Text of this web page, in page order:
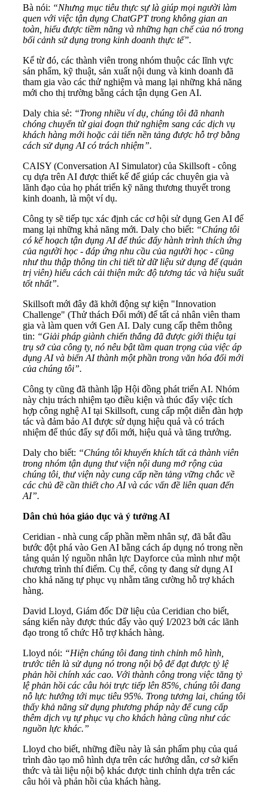
Bà nói: “Nhưng mục tiêu thực sự là giúp mọi người làm
quen với việc tận dụng ChatGPT trong không gian an
toàn, hiểu được tiềm năng và những hạn chế của nó trong
bối cảnh sử dụng trong kinh doanh thực tế”.
Kể từ đó, các thành viên trong nhóm thuộc các lĩnh vực
sản phẩm, kỹ thuật, sản xuất nội dung và kinh doanh đã
tham gia vào các thử nghiệm và mang lại những khả năng
mới cho thị trường bằng cách tận dụng Gen AI.
Daly chia sẻ: “Trong nhiều ví dụ, chúng tôi đã nhanh
chóng chuyển từ giai đoạn thử nghiệm sang các dịch vụ
khách hàng mới hoặc cải tiến nền tảng được hỗ trợ bằng
cách sử dụng AI có trách nhiệm”.
CAISY (Conversation AI Simulator) của Skillsoft - công
cụ dựa trên AI được thiết kế để giúp các chuyên gia và
lãnh đạo của họ phát triển kỹ năng thương thuyết trong
kinh doanh, là một ví dụ.
Công ty sẽ tiếp tục xác định các cơ hội sử dụng Gen AI để
mang lại những khả năng mới. Daly cho biết: “Chúng tôi
có kế hoạch tận dụng AI để thúc đẩy hành trình thích ứng
của người học - đáp ứng nhu cầu của người học - cũng
như thu thập thông tin chi tiết từ dữ liệu sử dụng để (quản
trị viên) hiểu cách cải thiện mức độ tương tác và hiệu suất
tốt nhất”.
Skillsoft mới đây đã khởi động sự kiện "Innovation
Challenge" (Thử thách Đổi mới) để tất cả nhân viên tham
gia và làm quen với Gen AI. Daly cung cấp thêm thông
tin: “Giải pháp giành chiến thắng đã được giới thiệu tại
trụ sở của công ty, nó nêu bật tầm quan trọng của việc áp
dụng AI và biến AI thành một phần trong văn hóa đổi mới
của chúng tôi”.
Công ty cũng đã thành lập Hội đồng phát triển AI. Nhóm
này chịu trách nhiệm tạo điều kiện và thúc đẩy việc tích
hợp công nghệ AI tại Skillsoft, cung cấp một diễn đàn hợp
tác và đảm bảo AI được sử dụng hiệu quả và có trách
nhiệm để thúc đẩy sự đổi mới, hiệu quả và tăng trưởng.
Daly cho biết: “Chúng tôi khuyến khích tất cả thành viên
trong nhóm tận dụng thư viện nội dung mở rộng của
chúng tôi, thư viện này cung cấp nền tảng vững chắc về
các chủ đề cần thiết cho AI và các vấn đề liên quan đến
AI”.
Dân chủ hóa giáo dục và ý tưởng AI
Ceridian - nhà cung cấp phần mềm nhân sự, đã bắt đầu
bước đột phá vào Gen AI bằng cách áp dụng nó trong nền
tảng quản lý nguồn nhân lực Dayforce của mình như một
chương trình thí điểm. Cụ thể, công ty đang sử dụng AI
cho khả năng tự phục vụ nhằm tăng cường hỗ trợ khách
hàng.
David Lloyd, Giám đốc Dữ liệu của Ceridian cho biết,
sáng kiến ​​này được thúc đẩy vào quý I/2023 bởi các lãnh
đạo trong tổ chức Hỗ trợ khách hàng.
Lloyd nói: “Hiện chúng tôi đang tinh chỉnh mô hình,
trước tiên là sử dụng nó trong nội bộ để đạt được tỷ lệ
phản hồi chính xác cao. Với thành công trong việc tăng tỷ
lệ phản hồi các câu hỏi trực tiếp lên 85%, chúng tôi đang
nỗ lực hướng tới mục tiêu 95%. Trong tương lai, chúng tôi
thấy khả năng sử dụng phương pháp này để cung cấp
thêm dịch vụ tự phục vụ cho khách hàng cũng như các
nguồn lực khác.”
Lloyd cho biết, những điều này là sản phẩm phụ của quá
trình đào tạo mô hình dựa trên các hướng dẫn, cơ sở kiến ​​
thức và tài liệu nội bộ khác được tinh chỉnh dựa trên các
câu hỏi và phản hồi của khách hàng.